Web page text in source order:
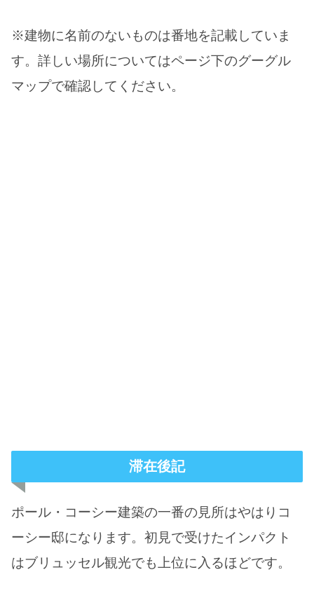
※建物に名前のないものは番地を記載していま
す。詳しい場所についてはページ下のグーグル
マップで確認してください。
滞在後記
ポール・コーシー建築の一番の見所はやはりコ
ーシー邸になります。初見で受けたインパクト
はブリュッセル観光でも上位に入るほどです。